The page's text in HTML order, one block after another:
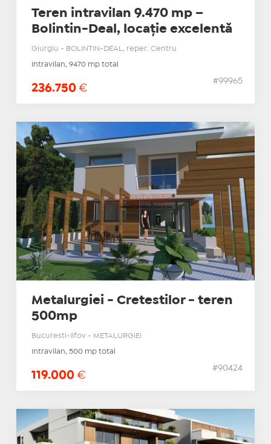
Teren intravilan 9.470 mp –
Bolintin-Deal, locație excelentă
Giurgiu - BOLINTIN-DEAL, reper: Centru
Intravilan, 9470 mp total
236.750 €
#99965
Metalurgiei - Cretestilor - teren
500mp
Bucuresti-Ilfov - METALURGIEI
Intravilan, 500 mp total
119.000 €
#90424